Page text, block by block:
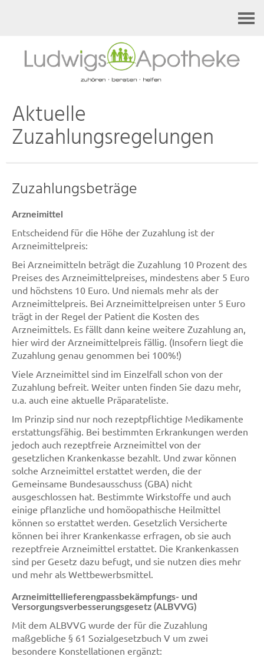
Aktuelle
Zuzahlungsregelungen
Zuzahlungsbeträge
Arzneimittel
Entscheidend für die Höhe der Zuzahlung ist der
Arzneimittelpreis:
Bei Arzneimitteln beträgt die Zuzahlung 10 Prozent des
Preises des Arzneimittelpreises, mindestens aber 5 Euro
und höchstens 10 Euro. Und niemals mehr als der
Arzneimittelpreis. Bei Arzneimittelpreisen unter 5 Euro
trägt in der Regel der Patient die Kosten des
Arzneimittels. Es fällt dann keine weitere Zuzahlung an,
hier wird der Arzneimittelpreis fällig. (Insofern liegt die
Zuzahlung genau genommen bei 100%!)
Viele Arzneimittel sind im Einzelfall schon von der
Zuzahlung befreit. Weiter unten finden Sie dazu mehr,
u.a. auch eine aktuelle Präparateliste.
Im Prinzip sind nur noch rezeptpflichtige Medikamente
erstattungsfähig. Bei bestimmten Erkrankungen werden
jedoch auch rezeptfreie Arzneimittel von der
gesetzlichen Krankenkasse bezahlt. Und zwar können
solche Arzneimittel erstattet werden, die der
Gemeinsame Bundesausschuss (GBA) nicht
ausgeschlossen hat. Bestimmte Wirkstoffe und auch
einige pflanzliche und homöopathische Heilmittel
können so erstattet werden. Gesetzlich Versicherte
können bei ihrer Krankenkasse erfragen, ob sie auch
rezeptfreie Arzneimittel erstattet. Die Krankenkassen
sind per Gesetz dazu befugt, und sie nutzen dies mehr
und mehr als Wettbewerbsmittel.
Arzneimittellieferengpassbekämpfungs- und
Versorgungsverbesserungsgesetz (ALBVVG)
Mit dem ALBVVG wurde der für die Zuzahlung
maßgebliche § 61 Sozialgesetzbuch V um zwei
besondere Konstellationen ergänzt: